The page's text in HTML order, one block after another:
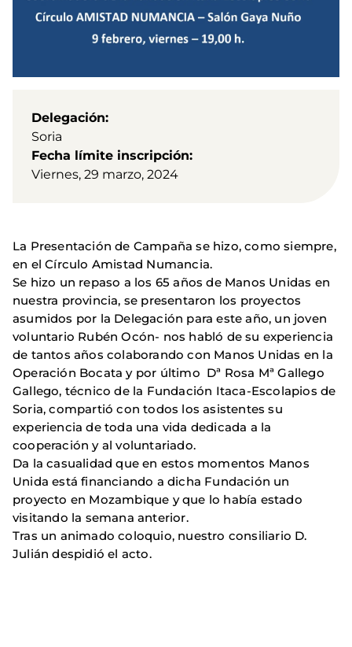
Delegación
Soria
Fecha límite inscripción
Viernes, 29 marzo, 2024
La Presentación de Campaña se hizo, como siempre,
en el Círculo Amistad Numancia.
Se hizo un repaso a los 65 años de Manos Unidas en
nuestra provincia, se presentaron los proyectos
asumidos por la Delegación para este año, un joven
voluntario Rubén Ocón- nos habló de su experiencia
de tantos años colaborando con Manos Unidas en la
Operación Bocata y por último Dª Rosa Mª Gallego
Gallego, técnico de la Fundación Itaca-Escolapios de
Soria, compartió con todos los asistentes su
experiencia de toda una vida dedicada a la
cooperación y al voluntariado.
Da la casualidad que en estos momentos Manos
Unida está financiando a dicha Fundación un
proyecto en Mozambique y que lo había estado
visitando la semana anterior.
Tras un animado coloquio, nuestro consiliario D.
Julián despidió el acto.